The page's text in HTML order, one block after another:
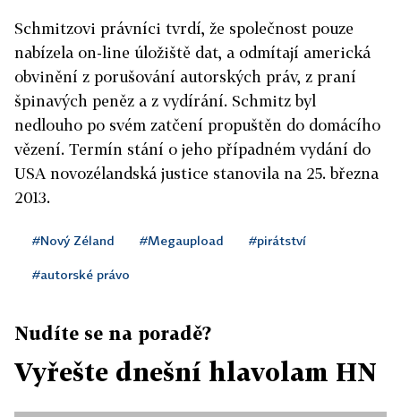
Schmitzovi právníci tvrdí, že společnost pouze
nabízela on-line úložiště dat, a odmítají americká
obvinění z porušování autorských práv, z praní
špinavých peněz a z vydírání. Schmitz byl
nedlouho po svém zatčení propuštěn do domácího
vězení. Termín stání o jeho případném vydání do
USA novozélandská justice stanovila na 25. března
2013.
#Nový Zéland #Megaupload #pirátství
#autorské právo
Nudíte se na poradě?
Vyřešte dnešní hlavolam HN